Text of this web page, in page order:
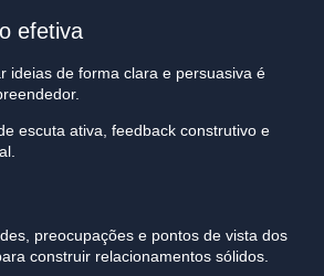
efetiva
ideias de forma clara e persuasiva é
escuta ativa, feedback construtivo e
preocupações e pontos de vista dos
construir relacionamentos sólidos.